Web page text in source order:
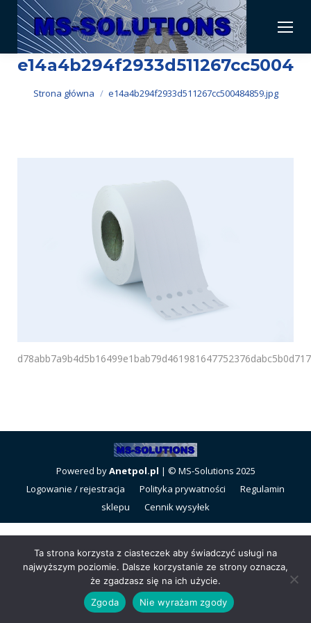
Jesteś tutaj:
Strona główna e14a4b294f2933d511267cc500484859.jpg
Powered byAnetpol.pl | © MS-Solutions 2025
Logowanie / rejestracja
Polityka prywatności
Regulamin
sklepu
Cennik wysyłek
Ta strona korzysta z ciasteczek aby świadczyć usługi na
najwyższym poziomie. Dalsze korzystanie ze strony oznacza,
że zgadzasz się na ich użycie.
Zgoda
Nie wyrażam zgody